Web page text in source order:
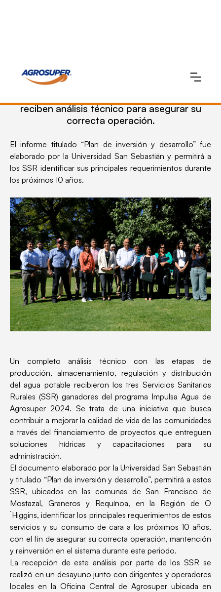
Servicios Sanitarios Rurales ganadores del
reciben análisis técnico para asegurar su
correcta operación.
El informe titulado “Plan de inversión y desarrollo” fue
elaborado por la Universidad San Sebastián y permitirá a
los SSR identificar sus principales requerimientos durante
los próximos 10 años.
Un completo análisis técnico con las etapas de
producción, almacenamiento, regulación y distribución
del agua potable recibieron los tres Servicios Sanitarios
Rurales (SSR) ganadores del programa Impulsa Agua de
Agrosuper 2024. Se trata de una iniciativa que busca
contribuir a mejorar la calidad de vida de las comunidades
a través del financiamiento de proyectos que entreguen
soluciones hídricas y capacitaciones para su
administración.
El documento elaborado por la Universidad San Sebastián
y titulado “Plan de inversión y desarrollo”, permitirá a estos
SSR, ubicados en las comunas de San Francisco de
Mostazal, Graneros y Requínoa, en la Región de O
´Higgins, identificar los principales requerimientos de estos
servicios y su consumo de cara a los próximos 10 años,
con el fin de asegurar su correcta operación, mantención
y reinversión en el sistema durante este periodo.
La recepción de este análisis por parte de los SSR se
realizó en un desayuno junto con dirigentes y operadores
locales en la Oficina Central de Agrosuper ubicada en